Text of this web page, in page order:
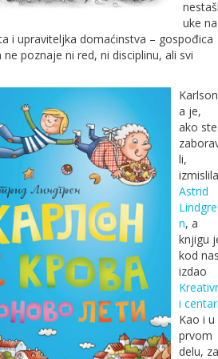
nestašl
uke na
i upraviteljka domaćinstva – gospođica
poznaje ni red, ni disciplinu, ali svi
Karlson
a je,
ako ste
li,
izmislila
Astrid
Lindgre
n, a
knjigu
kod nas
izdao
i centar.
Kao i u
prvom
delu, za